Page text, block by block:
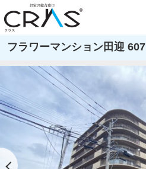
フラワーマンション田迎 607